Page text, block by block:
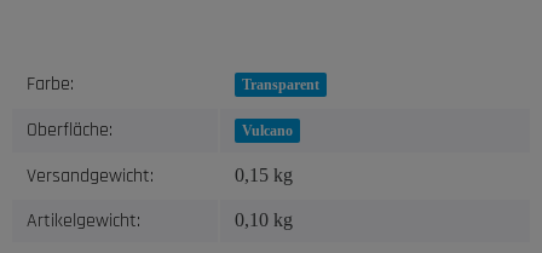
Produkteigenschaft
Wert
Farbe: Transparent
Oberfläche: Vulcano
Versandgewicht: 0,15 kg
Artikelgewicht: 0,10 kg